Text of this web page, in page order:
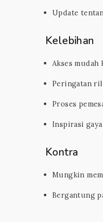
Update
Kelebihan
Akses mudah
Peringatan
Proses
Inspirasi
Kontra
Mungkin
Bergantung